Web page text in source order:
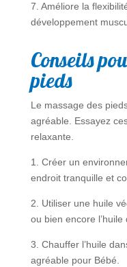
7. Améliore la
développement
Conseils
pieds
Le massage des
agréable. Essayez
relaxante.
1. Créer un
endroit tranquille et
2. Utiliser une huile
ou bien encore l’huile
3. Chauffer l’huile
agréable pour Bébé.